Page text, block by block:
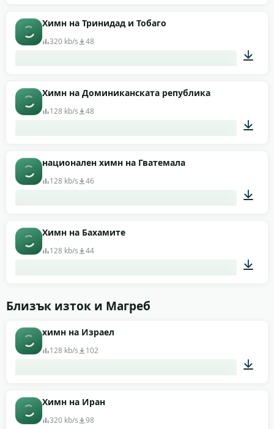
Химн на Тринидад и Тобаго
320 kb/s 48
Химн на Доминиканската република
128 kb/s 48
национален химн на Гватемала
128 kb/s 46
Химн на Бахамите
128 kb/s 44
Близък изток и Магреб
химн на Израел
128 kb/s 102
Химн на Иран
320 kb/s 98